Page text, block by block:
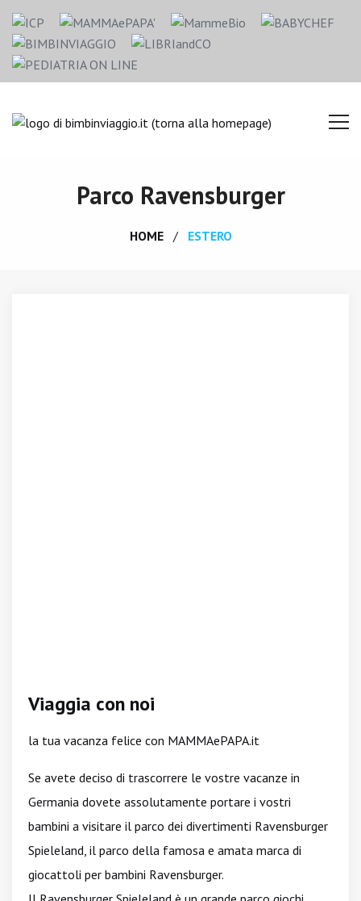
Parco Ravensburger
HOME ESTERO
Viaggia con noi
la tua vacanza felice con MAMMAePAPA.it
Se avete deciso di trascorrere le vostre vacanze in
Germania dovete assolutamente portare i vostri
bambini a visitare il parco dei divertimenti Ravensburger
Spieleland, il parco della famosa e amata marca di
giocattoli per bambini Ravensburger.